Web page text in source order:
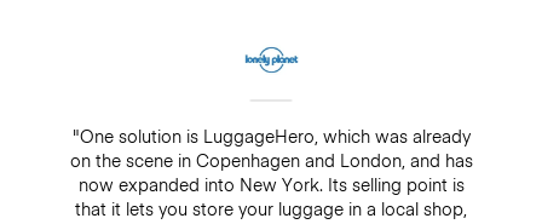
"One solution is LuggageHero, which was already
on the scene in Copenhagen and London, and has
now expanded into New York. Its selling point is
that it lets you store your luggage in a local shop,